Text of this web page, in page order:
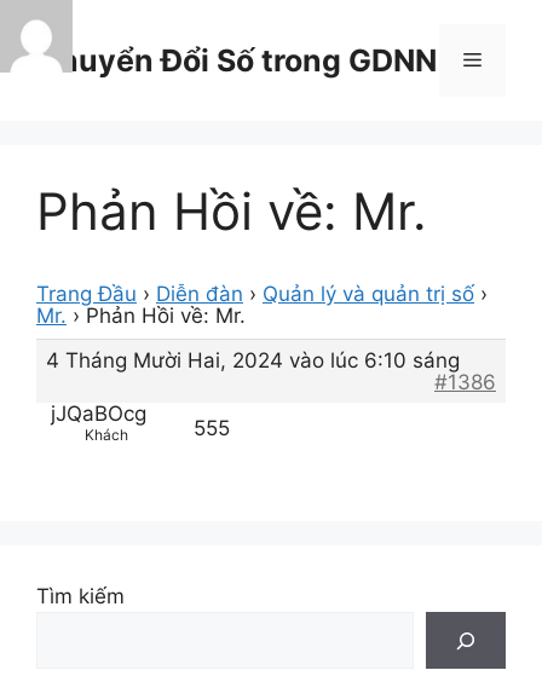
Chuyển
đến
nội
Chuyển Đổi Số trong GDNN Menu
Phản Hồi về: Mr.
Trang Đầu › Diễn đàn › Quản lý và quản trị số ›
Mr. › Phản Hồi về: Mr.
4 Tháng Mười Hai, 2024 vào lúc 6:10 sáng
#1386
jJQaBOcg
Khách 555
Tìm kiếm